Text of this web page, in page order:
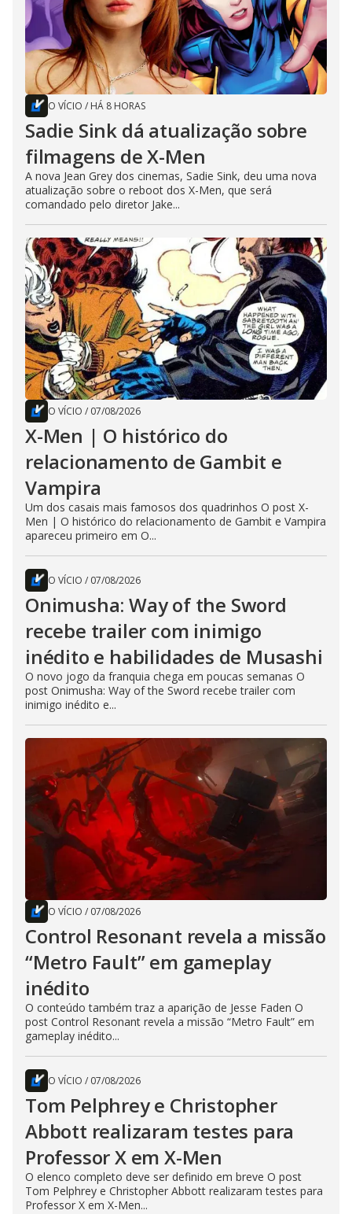
O VÍCIO / HÁ 8 HORAS
Sadie Sink dá atualização sobre
filmagens de X-Men
A nova Jean Grey dos cinemas, Sadie Sink, deu uma nova
atualização sobre o reboot dos X-Men, que será
comandado pelo diretor Jake...
O VÍCIO / 07/08/2026
X-Men | O histórico do
relacionamento de Gambit e
Vampira
Um dos casais mais famosos dos quadrinhos O post X-
Men | O histórico do relacionamento de Gambit e Vampira
apareceu primeiro em O...
O VÍCIO / 07/08/2026
Onimusha: Way of the Sword
recebe trailer com inimigo
inédito e habilidades de Musashi
O novo jogo da franquia chega em poucas semanas O
post Onimusha: Way of the Sword recebe trailer com
inimigo inédito e...
O VÍCIO / 07/08/2026
Control Resonant revela a missão
“Metro Fault” em gameplay
inédito
O conteúdo também traz a aparição de Jesse Faden O
post Control Resonant revela a missão “Metro Fault” em
gameplay inédito...
O VÍCIO / 07/08/2026
Tom Pelphrey e Christopher
Abbott realizaram testes para
Professor X em X-Men
O elenco completo deve ser definido em breve O post
Tom Pelphrey e Christopher Abbott realizaram testes para
Professor X em X-Men...